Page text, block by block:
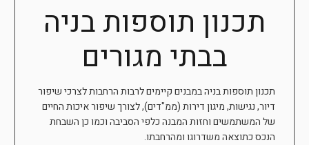
תכנון תוספות בניה
בבתי מגורים
תכנון תוספות בניה במבנים קיימים לרבות הרחבות לצרכי שיפור
דיור, נגישות, מיגון דירות (ממ"דים), לצורך שיפור איכות החיים
של המשתמשים וחזות המבנה כלפי הסביבה וכמו כן השבחת
הנכס כתוצאה משדרוגו ומהרחבתו.